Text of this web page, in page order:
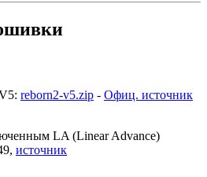
reborn2-v5.zip - Офиц. источник
LA (Linear Advance)
источник